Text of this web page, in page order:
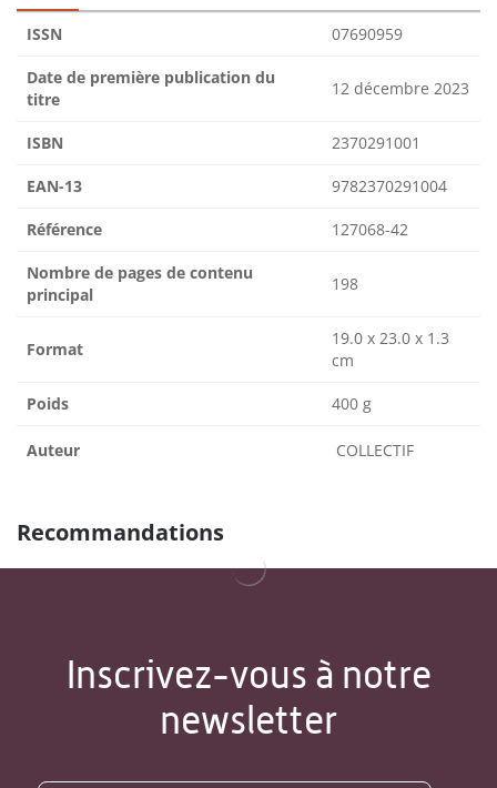
ISSN 07690959
Date de première publication du
titre
12 décembre 2023
ISBN 2370291001
EAN-13 9782370291004
Référence 127068-42
Nombre de pages de contenu
principal
198
Format
19.0 x 23.0 x 1.3
cm
Poids 400 g
Auteur COLLECTIF
Recommandations
Inscrivez-vous à notre
newsletter